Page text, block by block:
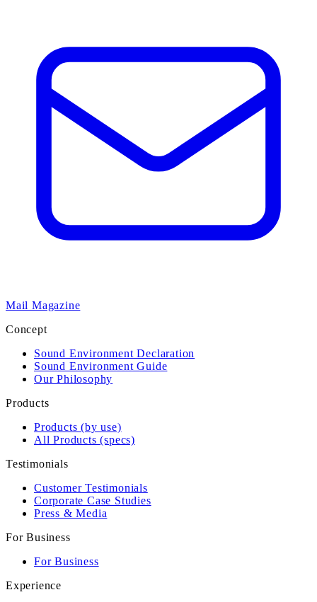
Mail Magazine
Concept
Sound Environment Declaration
Sound Environment Guide
Our Philosophy
Products
Products (by use)
All Products (specs)
Testimonials
Customer Testimonials
Corporate Case Studies
Press & Media
For Business
For Business
Experience